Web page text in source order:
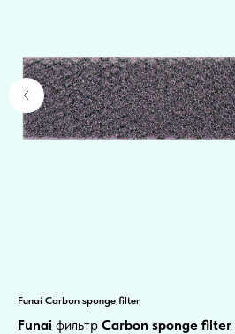
Funai Carbon sponge filter
Funai фильтр Carbon sponge filter